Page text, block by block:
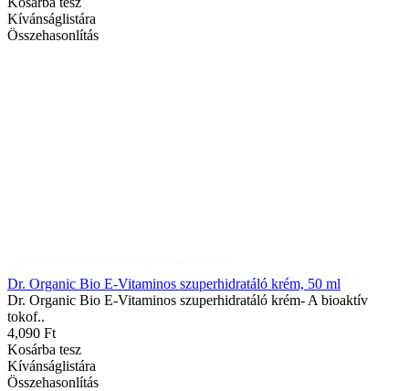
Kívánságlistára
Összehasonlítás
Dr. Organic Bio E-Vitaminos szuperhidratáló krém, 50 ml
Dr. Organic Bio E-Vitaminos szuperhidratáló krém- A bioaktív
tokof..
4,090 Ft
Kosárba tesz
Kívánságlistára
Összehasonlítás